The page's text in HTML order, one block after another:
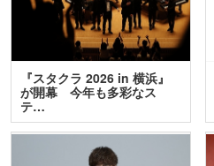
『スタクラ 2026 in 横浜』
が開幕 今年も多彩なス
テ…